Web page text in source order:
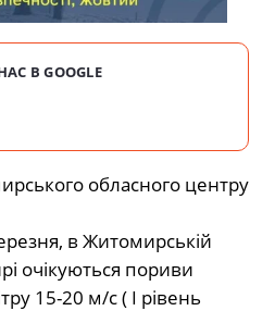
В GOOGLE
обласного центру
в Житомирській
очікуються пориви
15-20 м/с ( І рівень